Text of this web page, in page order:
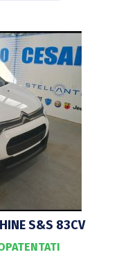
S&S 83CV